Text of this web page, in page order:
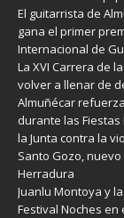
El guitarrista de
gana el primer
Internacional de
La XVI Carrera de
volver a llenar de
Almuñécar
durante las
la Junta contra la
Santo Gozo,
Herradura
Juanlu Montoya y
Festival Noches en